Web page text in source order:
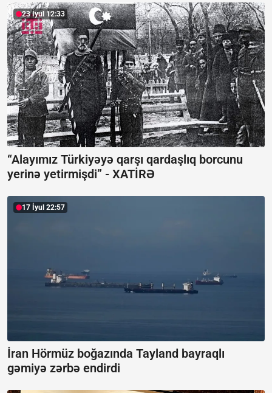
23 İyul 12:33
“Alayımız Türkiyəyə qarşı qardaşlıq borcunu
yerinə yetirmişdi” - XATİRƏ
17 İyul 22:57
İran Hörmüz boğazında Tayland bayraqlı
gəmiyə zərbə endirdi